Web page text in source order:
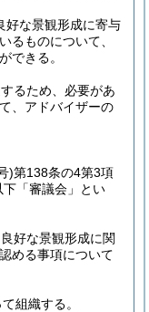
好な景観形成に寄与
るものについて、
できる。
るため、必要があ
、アドバイザーの
)第138条の4第3項
下「審議会」とい
好な景観形成に関
める事項について
組織する。